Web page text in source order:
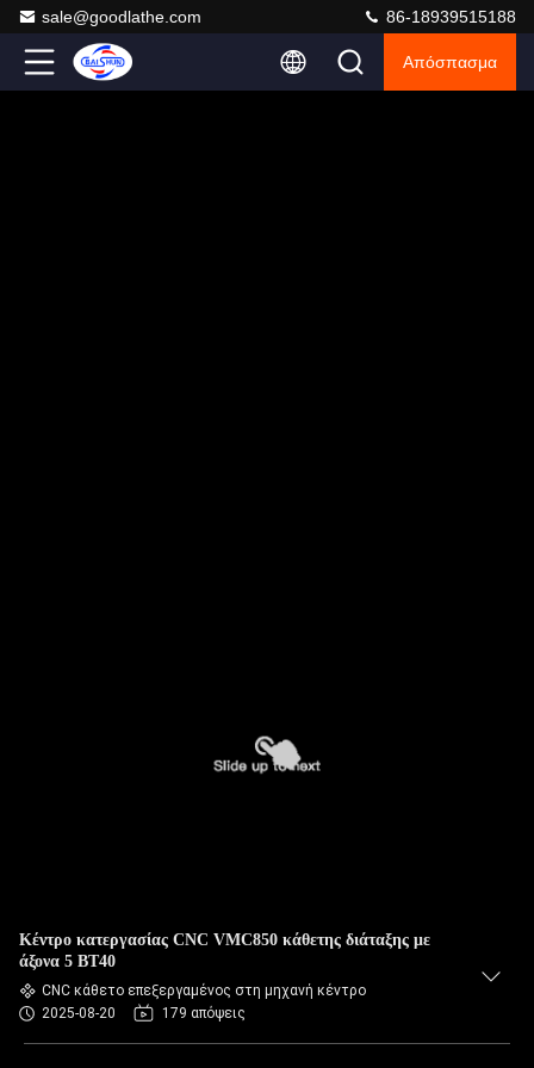
sale@goodlathe.com 86-18939515188
Απόσπασμα
Κέντρο κατεργασίας CNC VMC850 κάθετης διάταξης με
άξονα 5 BT40
CNC κάθετο επεξεργαμένος στη μηχανή κέντρο
2025-08-20
179 απόψεις